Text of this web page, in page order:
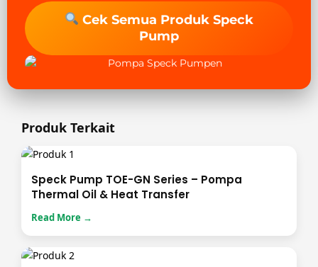
Cek Semua Produk Speck
Pump
Produk Terkait
Speck Pump TOE-GN Series – Pompa
Thermal Oil & Heat Transfer
Read More →